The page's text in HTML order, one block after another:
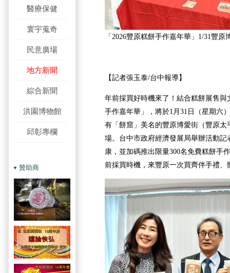
醫療保健
寰宇蒐奇
民意廣場
地方新聞
綜合新聞
洪園博物館
邱彰專欄
贊助商
「2026豐原糕餅手作嘉年華」1/31豐原
【記者張玉泰/台中報導】
年前採買好時機來了！結合糕餅展售與
手作嘉年華」，將於1月31日（星期六
有「餅窟」美名的豐原博愛街（豐原
場。台中市政府經濟發展局舉辦活動
康，並加碼推出限量300名免費糕餅手
前採買時機，來豐原一次買齊伴手禮、